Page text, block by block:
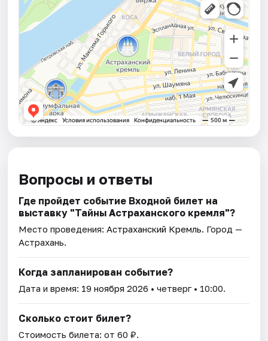
Вопросы и ответы
Где пройдет событие Входной билет на
выставку "Тайны Астраханского кремля"?
Место проведения:Астраханский Кремль. Город —
Астрахань.
Когда запланирован событие?
Дата и время: 19 ноября 2026 • четверг • 10:00.
Сколько стоит билет?
Стоимость билета: от 60 ₽.